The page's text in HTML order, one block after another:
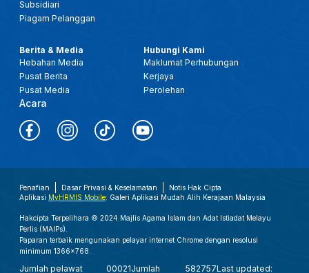
Subsidiari
Piagam Pelanggan
Berita & Media
Hebahan Media
Pusat Berita
Pusat Media
Acara
Hubungi Kami
Maklumat Perhubungan
Kerjaya
Perolehan
Penafian Dasar Privasi & Keselamatan
Notis Hak Cipta
Aplikasi MyHRMIS Mobile: Galeri Aplikasi Mudah Alih Kerajaan Malaysia
Hakcipta Terpelihara © 2024 Majlis Agama Islam dan Adat Istiadat Melayu
Perlis (MAIPs).
Paparan terbaik mengunakan pelayar internet Chrome dengan resolusi
minimum 1366x768.
Jumlah pelawat 00021Jumlah 582757Last updated: